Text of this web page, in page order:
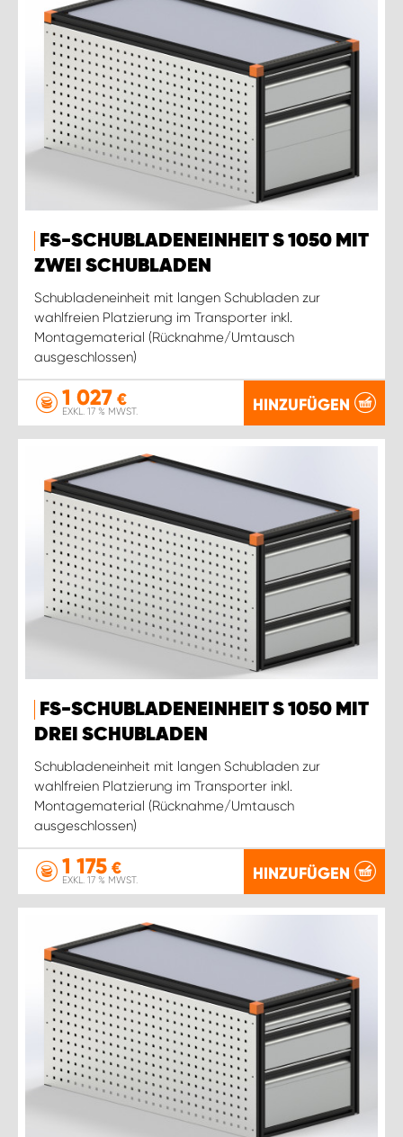
FS-SCHUBLADENEINHEIT S 1050 MIT
ZWEI SCHUBLADEN
Schubladeneinheit mit langen Schubladen zur
wahlfreien Platzierung im Transporter inkl.
Montagematerial (Rücknahme/Umtausch
ausgeschlossen)
1 027 €
EXKL. 17 % MWST. HINZUFÜGEN
FS-SCHUBLADENEINHEIT S 1050 MIT
DREI SCHUBLADEN
Schubladeneinheit mit langen Schubladen zur
wahlfreien Platzierung im Transporter inkl.
Montagematerial (Rücknahme/Umtausch
ausgeschlossen)
1 175 €
EXKL. 17 % MWST. HINZUFÜGEN